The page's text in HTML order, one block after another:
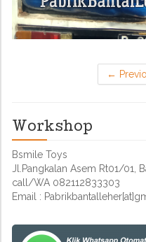
←
Workshop
Bsmile Toys
Jl.Pangkalan Asem Rt01/01,
call/WA 082112833303
Email :